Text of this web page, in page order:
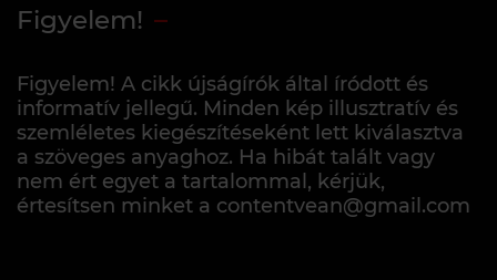
Figyelem!
Figyelem! A cikk újságírók által íródott és
informatív jellegű. Minden kép illusztratív és
szemléletes kiegészítéseként lett kiválasztva
a szöveges anyaghoz. Ha hibát talált vagy
nem ért egyet a tartalommal, kérjük,
értesítsen minket a contentvean@gmail.com